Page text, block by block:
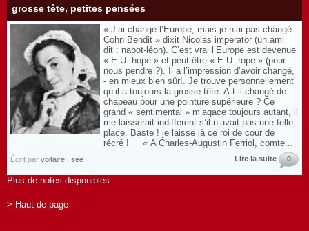
grosse tête, petites pensées
« J’ai changé l’Europe, mais je n’ai pas changé
Cohn Bendit » dixit Nicolas imperator (un ami
dit : nabot-léon). C’est vrai l’Europe est devenue
« E.U. hope » et peut-être « E.U. rope » (pour
nous pendre ?). Il a l’impression d’avoir changé,
- en mieux bien sûr!. Je trouve personnellement
qu’il a toujours la grosse tête. A-t-il changé de
chapeau pour une pointure supérieure ? Ce
grand « sentimental » m’agace toujours autant, il
me laisserait indifférent s’il n’avait pas une telle
place. Baste ! je laisse là ce roi de cour de
récré ! « A Charles-Augustin Ferriol, comte...
Écrit par voltaire I see Lire la suite 0
Plus de notes disponibles.
> Haut de page